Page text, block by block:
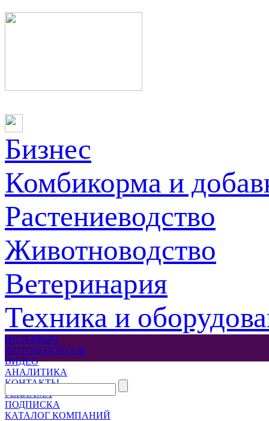
Бизнес
Комбикорма и
Растениеводство
Животноводство
Ветеринария
Техника и
ИНТЕРВЬЮ
ФОТОРЕПОРТАЖ
ВИДЕО
АНАЛИТИКА
КОНТАКТЫ
РЕКЛАМА
ПОДПИСКА
КАТАЛОГ КОМПАНИЙ